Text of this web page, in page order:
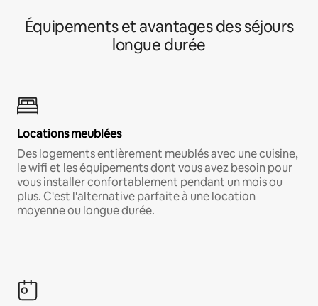
Équipements et avantages des séjours
longue durée
Locations meublées
Des logements entièrement meublés avec une cuisine,
le wifi et les équipements dont vous avez besoin pour
vous installer confortablement pendant un mois ou
plus. C'est l'alternative parfaite à une location
moyenne ou longue durée.